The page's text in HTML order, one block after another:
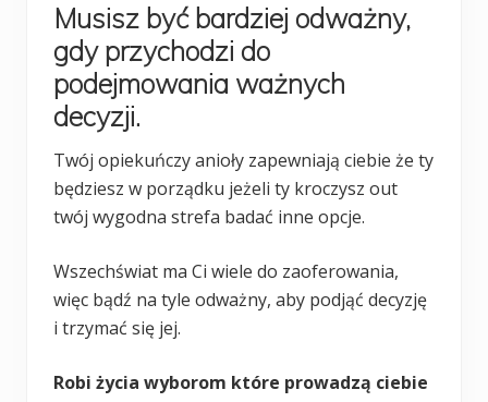
Musisz być bardziej odważny,
gdy przychodzi do
podejmowania ważnych
decyzji.
Twój opiekuńczy anioły zapewniają ciebie że ty
będziesz w porządku jeżeli ty kroczysz out
twój wygodna strefa badać inne opcje.
Wszechświat ma Ci wiele do zaoferowania,
więc bądź na tyle odważny, aby podjąć decyzję
i trzymać się jej.
Robi życia wyborom które prowadzą ciebie